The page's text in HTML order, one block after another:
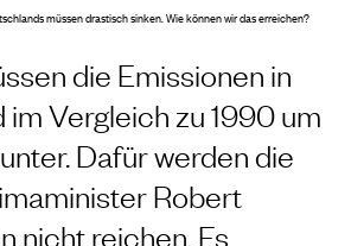
die Emissionen in
Vergleich zu 1990 um
Dafür werden die
Robert
nicht reichen. Es
müssen drastisch sinken. Wie können wir das erreichen?